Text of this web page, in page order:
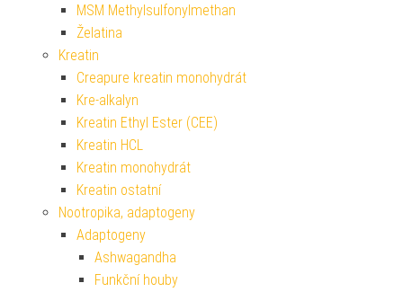
MSM Methylsulfonylmethan
Želatina
Kreatin
Creapure kreatin monohydrát
Kre-alkalyn
Kreatin Ethyl Ester (CEE)
Kreatin HCL
Kreatin monohydrát
Kreatin ostatní
Nootropika, adaptogeny
Adaptogeny
Ashwagandha
Funkční houby